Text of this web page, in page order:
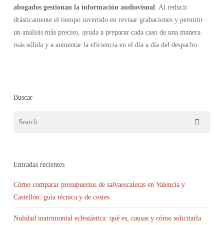
abogados gestionan la información audiovisual. Al reducir
drásticamente el tiempo invertido en revisar grabaciones y permitir
un análisis más preciso, ayuda a preparar cada caso de una manera
más sólida y a aumentar la eficiencia en el día a día del despacho.
Buscar
Entradas recientes
Cómo comparar presupuestos de salvaescaleras en Valencia y
Castellón: guía técnica y de costes
Nulidad matrimonial eclesiástica: qué es, causas y cómo solicitarla